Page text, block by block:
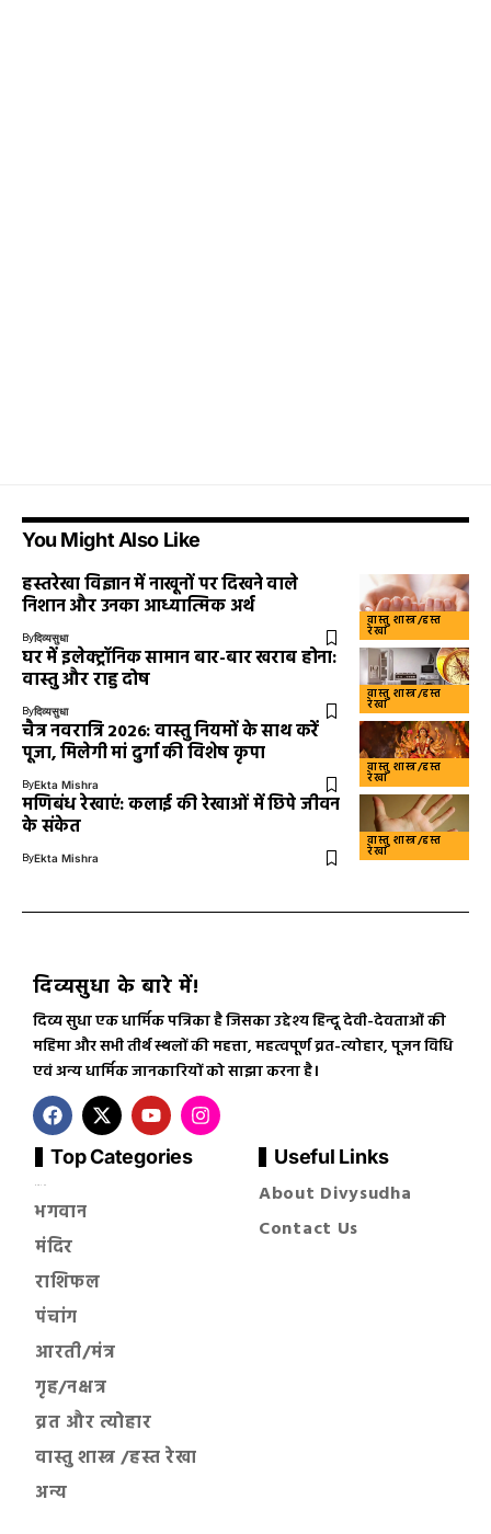
You Might Also Like
वास्तु शास्त्र/हस्त
रेखा
हस्तरेखा विज्ञान में नाखूनों पर दिखने वाले
निशान और उनका आध्यात्मिक अर्थ
Byदिव्यसुधा
वास्तु शास्त्र/हस्त
रेखा
घर में इलेक्ट्रॉनिक सामान बार-बार खराब होना:
वास्तु और राहु दोष
Byदिव्यसुधा
वास्तु शास्त्र/हस्त
रेखा
चैत्र नवरात्रि 2026: वास्तु नियमों के साथ करें
पूजा, मिलेगी मां दुर्गा की विशेष कृपा
ByEkta Mishra
वास्तु शास्त्र/हस्त
रेखा
मणिबंध रेखाएं: कलाई की रेखाओं में छिपे जीवन
के संकेत
ByEkta Mishra
दिव्यसुधा के बारे में!
दिव्य सुधा एक धार्मिक पत्रिका है जिसका उद्देश्य हिन्दू देवी-देवताओं की
महिमा और सभी तीर्थ स्थलों की महत्ता, महत्वपूर्ण व्रत-त्योहार, पूजन विधि
एवं अन्य धार्मिक जानकारियों को साझा करना है।
Top Categories
भगवान
मंदिर
राशिफल
पंचांग
आरती/मंत्र
गृह/नक्षत्र
व्रत और त्योहार
वास्तु शास्त्र /हस्त रेखा
अन्य
Useful Links
About Divysudha
Contact Us